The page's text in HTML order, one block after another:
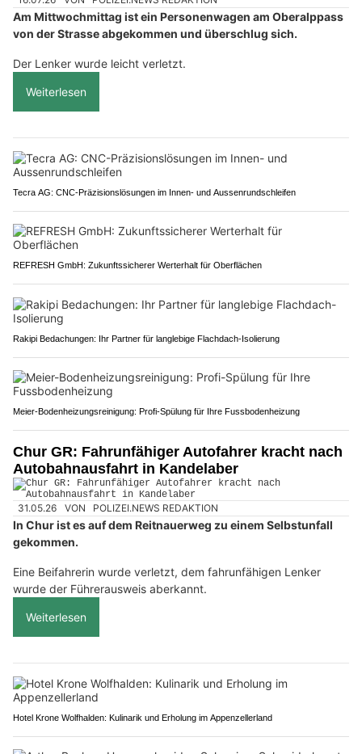
Am Mittwochmittag ist ein Personenwagen am Oberalppass
von der Strasse abgekommen und überschlug sich.
Der Lenker wurde leicht verletzt.
Weiterlesen
Tecra AG: CNC-Präzisionslösungen im Innen- und Aussenrundschleifen
REFRESH GmbH: Zukunftssicherer Werterhalt für Oberflächen
Rakipi Bedachungen: Ihr Partner für langlebige Flachdach-Isolierung
Meier-Bodenheizungsreinigung: Profi-Spülung für Ihre Fussbodenheizung
Chur GR: Fahrunfähiger Autofahrer kracht nach
Autobahnausfahrt in Kandelaber
31.05.26 VON POLIZEI.NEWS REDAKTION
In Chur ist es auf dem Reitnauerweg zu einem Selbstunfall
gekommen.
Eine Beifahrerin wurde verletzt, dem fahrunfähigen Lenker
wurde der Führerausweis aberkannt.
Weiterlesen
Hotel Krone Wolfhalden: Kulinarik und Erholung im Appenzellerland